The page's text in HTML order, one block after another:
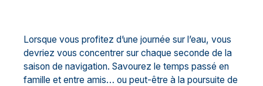
Lorsque vous profitez d’une journée sur l’eau, vous
devriez vous concentrer sur chaque seconde de la
saison de navigation. Savourez le temps passé en
famille et entre amis… ou peut-être à la poursuite de